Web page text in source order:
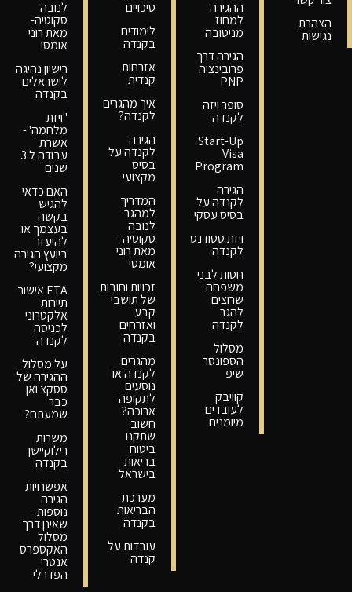
הצהרת
נגישות
ההגירה
למחוז
מניטובה
הגירה דרך
פרובינציה
PNP
סופר ויזה
לקנדה
Start-Up
Visa
Program
הגירה
לקנדה על
בסיס עסקי
ויזת סטודנט
לקנדה
חסות לבני
משפחה
שרוצים
להגר
לקנדה
מסלול
הספונסר
שיפ
קוויבק
לעובדים
מיומנים
סיכויים
לימודים
בקנדה
אזרחות
קנדית
איך מהגרים
לקנדה?
הגירה
לקנדה על
בסיס
מקצועי
המדריך
למהגר
לנובה
סקוטיה-
מאת רוני
אומסי
זכויות וחובות
של תושבי
קבע
ואזרחים
בקנדה
מהגרים
לקנדה או
נוסעים
לתקופה
ארוכה?
חשוב
שתקנו
ביטוח
בריאות
בישראל
מערכת
הבריאות
בקנדה
עובדות על
קנדה
לנובה
סקוטיה-
מאת רוני
אומסי
רישיון נהיגה
לישראלים
בקנדה
"ויזת
מלחמה"-
אשרת
עבודה ל 3
שנים
האם כדאי
להגיש
בקשה
בעצמך או
להיעזר
ביועץ הגירה
מקצועי?
ETA אישור
תיירות
אלקטרוני
לכניסה
לקנדה
על מסלול
ההגירה של
ססקצ'ואן
כבר
שמעתם?
משרות
רילוקיישן
בקנדה
אפשרויות
הגירה
נוספות
שאינן דרך
מסלול
האקספרס
אנטרי
הפדרלי